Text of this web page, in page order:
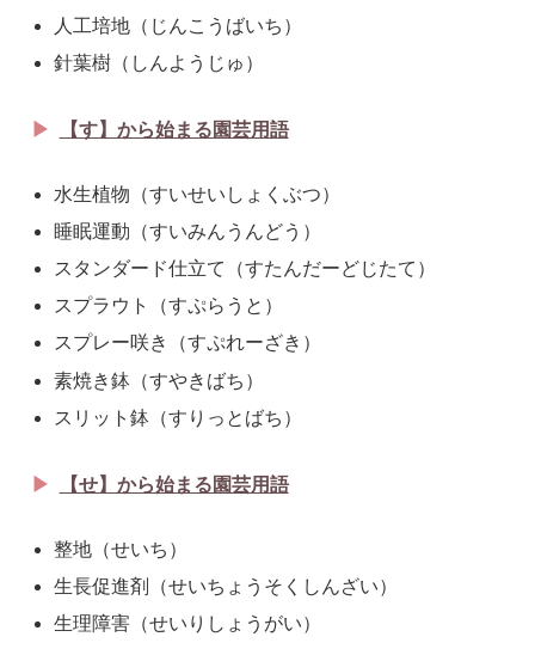
人工培地（じんこうばいち）
針葉樹（しんようじゅ）
【す】から始まる園芸用語
水生植物（すいせいしょくぶつ）
睡眠運動（すいみんうんどう）
スタンダード仕立て（すたんだーどじたて）
スプラウト（すぷらうと）
スプレー咲き（すぷれーざき）
素焼き鉢（すやきばち）
スリット鉢（すりっとばち）
【せ】から始まる園芸用語
整地（せいち）
生長促進剤（せいちょうそくしんざい）
生理障害（せいりしょうがい）